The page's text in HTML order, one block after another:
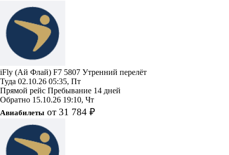
iFly (Ай Флай) F7 5807 Утренний перелёт
Туда 02.10.26 05:35, Пт
Прямой рейс Пребывание 14 дней
Обратно 15.10.26 19:10, Чт
Авиабилеты от 31 784 ₽